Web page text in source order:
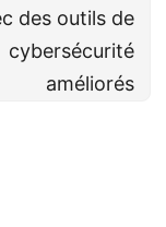
des outils de
cybersécurité
améliorés